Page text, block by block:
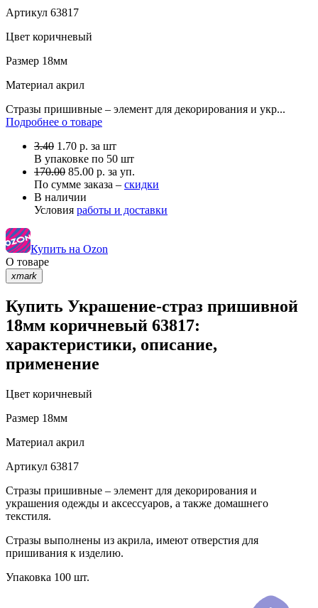
Артикул 63817
Цвет коричневый
Размер 18мм
Материал акрил
Стразы пришивные – элемент для декорирования и укр...
Подробнее о товаре
3.40 1.70 р. за шт
В упаковке по 50 шт
170.00 85.00 р. за уп.
По сумме заказа – скидки
В наличии
Условия работы и доставки
Купить на Ozon
О товаре
xmark
Купить Украшение-страз пришивной
18мм коричневый 63817:
характеристики, описание,
применение
Цвет коричневый
Размер 18мм
Материал акрил
Артикул 63817
Стразы пришивные – элемент для декорирования и
украшения одежды и аксессуаров, а также домашнего
текстиля.
Стразы выполнены из акрила, имеют отверстия для
пришивания к изделию.
Упаковка 100 шт.